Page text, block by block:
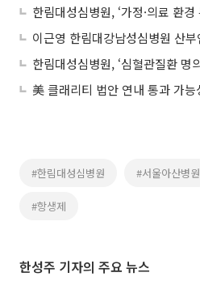
한림대성심병원, ‘심혈관질환 명
#한림대성심병원 #서울아산병원
#항생제
한성주 기자의 주요 뉴스